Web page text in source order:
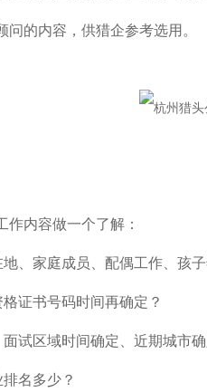
问的内容，供猎企参考选用。
内容做一个了解：
、家庭成员、配偶工作、孩
证书号码时间再确定？
试区域时间确定、近期城市确
名多少？